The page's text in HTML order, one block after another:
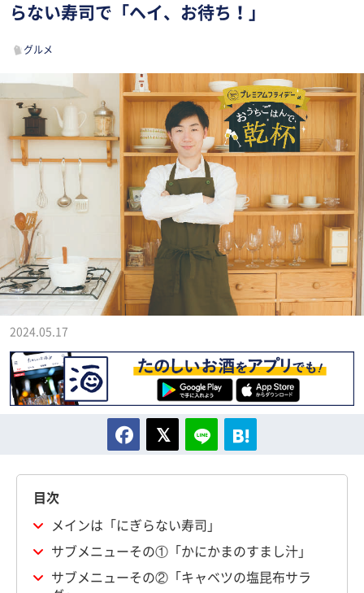
らない寿司で「ヘイ、お待ち！」
グルメ
2024.05.17
目次
メインは「にぎらない寿司」
サブメニューその①「かにかまのすまし汁」
サブメニューその②「キャベツの塩昆布サラ